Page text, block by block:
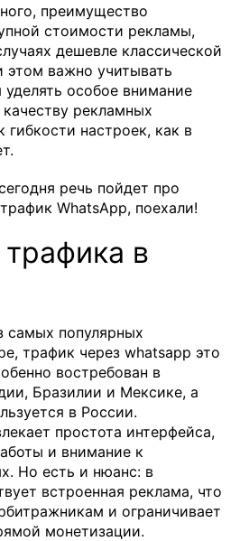
преимущество
стоимости рекламы,
дешевле классической
этом важно учитывать
особое внимание
рекламных
гибкости настроек, как в
речь пойдет про
WhatsApp, поехали!
в
популярных
трафик через whatsapp это
востребован в
Бразилии и Мексике, а
в России.
простота интерфейса,
и внимание к
Но есть и нюанс: в
встроенная реклама, что
и ограничивает
монетизации.